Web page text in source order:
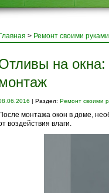
Главная > Ремонт своими руками
на
| Раздел: Ремонт своими
После монтажа окон в доме,
воздействия влаги.